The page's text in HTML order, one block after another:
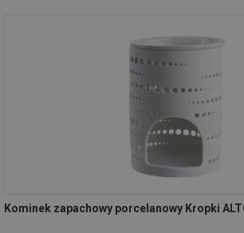
Kominek zapachowy porcelanowy Kropki